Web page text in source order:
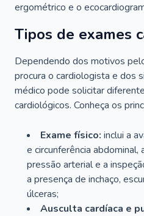
ergométrico e o
Tipos de exames
Dependendo dos motivos
procura o cardiologista e dos
médico pode solicitar
cardiológicos. Conheça os
Exame físico: inclui a
e circunferência abdominal,
pressão arterial e a
a presença de inchaço,
úlceras;
Ausculta cardíaca e